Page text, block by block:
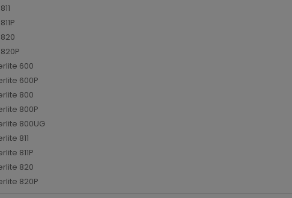
600
600P
800
800P
800UG
811
811P
820
820P